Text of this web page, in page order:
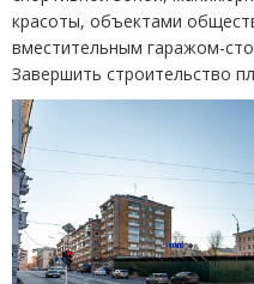
красоты, объектами
вместительным гаражом-
Завершить строительство